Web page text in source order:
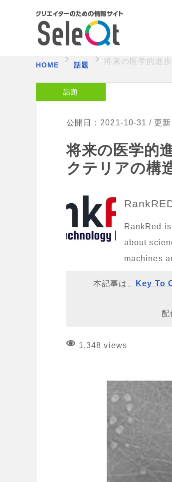
HOME 話題 将来の医学的進
話題
公開日：2021-10-31 / 更
将来の医学的
クテリアの構
RankRed
about
machines
本記事は、
Key To
配
1,348 views